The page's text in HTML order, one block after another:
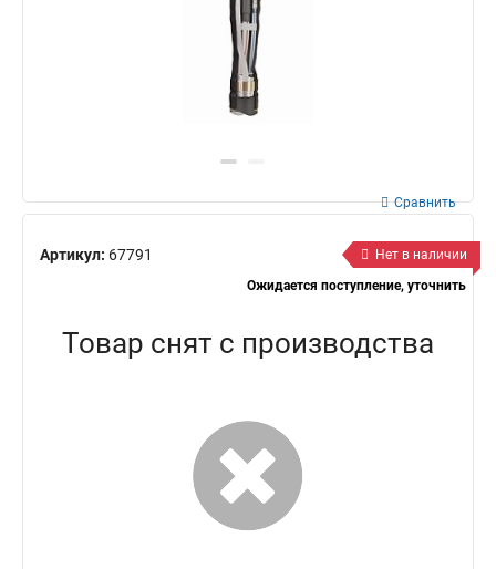
Артикул: 67791
Сравнить
Нет в наличии
Ожидается поступление, уточнить
Товар снят с производства